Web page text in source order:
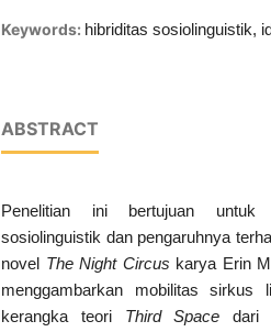
Keywords: hibriditas sosiolinguistik,
ABSTRACT
Penelitian ini bertujuan untuk
sosiolinguistik dan pengaruhnya
novel The Night Circus karya Erin
menggambarkan mobilitas sirkus
kerangka teori Third Space dari